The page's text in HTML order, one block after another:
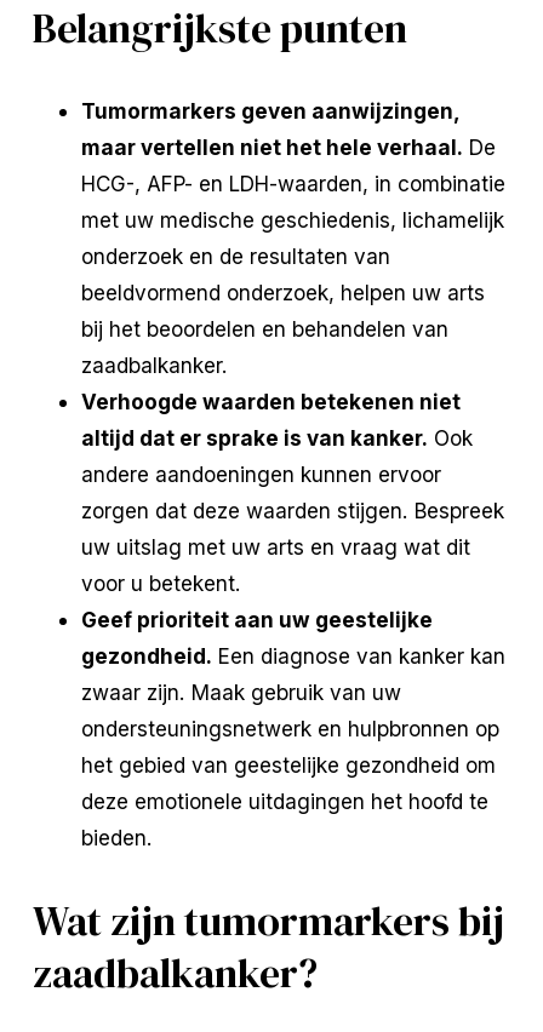
Belangrijkste punten
Tumormarkers geven aanwijzingen,
maar vertellen niet het hele verhaal. De
HCG-, AFP- en LDH-waarden, in combinatie
met uw medische geschiedenis, lichamelijk
onderzoek en de resultaten van
beeldvormend onderzoek, helpen uw arts
bij het beoordelen en behandelen van
zaadbalkanker.
Verhoogde waarden betekenen niet
altijd dat er sprake is van kanker. Ook
andere aandoeningen kunnen ervoor
zorgen dat deze waarden stijgen. Bespreek
uw uitslag met uw arts en vraag wat dit
voor u betekent.
Geef prioriteit aan uw geestelijke
gezondheid. Een diagnose van kanker kan
zwaar zijn. Maak gebruik van uw
ondersteuningsnetwerk en hulpbronnen op
het gebied van geestelijke gezondheid om
deze emotionele uitdagingen het hoofd te
bieden.
Wat zijn tumormarkers bij
zaadbalkanker?